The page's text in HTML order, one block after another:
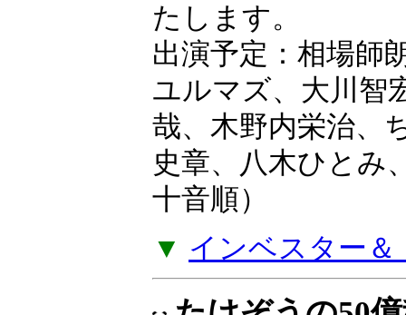
講演の先行申込を
たします。
出演予定：相場師
ユルマズ、大川智
哉、木野内栄治、
史章、八木ひとみ
十音順）
▼ インベスター＆